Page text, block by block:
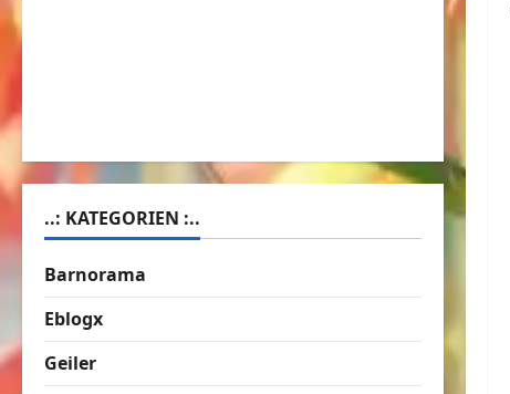
..: KATEGORIEN :..
Barnorama
Eblogx
Geiler